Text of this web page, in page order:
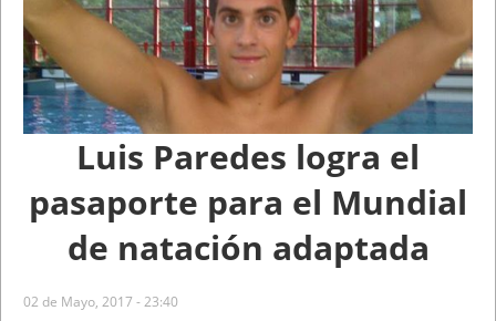
Luis Paredes logra el
pasaporte para el Mundial
de natación adaptada
02 de Mayo, 2017 - 23:40